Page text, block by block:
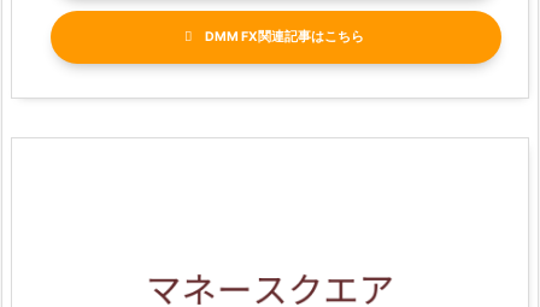
DMM FX関連記事